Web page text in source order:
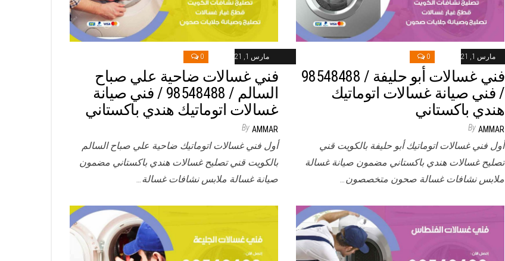
مارس 1, 2021 0
فني غسالات ضاحية علي صباح
السالم / 98548488 / فني صيانة
غسالات اتوماتيك هندي باكستاني
By AMMAR
أول فني غسالات اتوماتيك ضاحية علي صباح السالم
بالكويت قني تصليح غسالات هندي باكستاني مضمون
صيانة غسالة ملابس نشافات غسالة…
مارس 1, 2021 0
فني غسالات أبو حليفة / 98548488
/ فني صيانة غسالات اتوماتيك
هندي باكستاني
By AMMAR
أول فني غسالات اتوماتيك أبو حليفة بالكويت قني
تصليح غسالات هندي باكستاني مضمون صيانة غسالة
ملابس نشافات غسالة صحون متخصصون…